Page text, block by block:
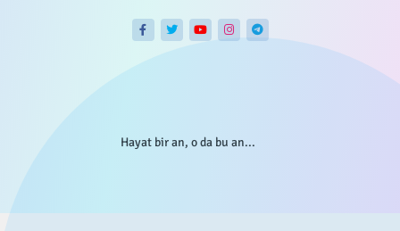
Hayat bir an, o da bu an...